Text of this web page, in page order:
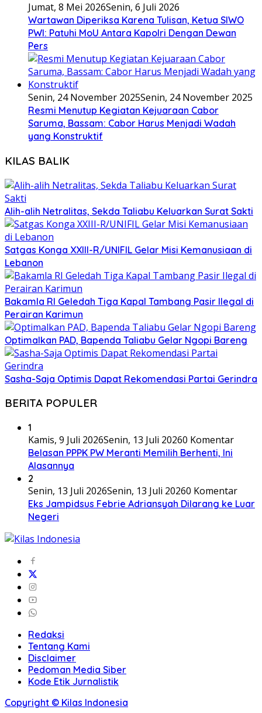
Jumat, 8 Mei 2026Senin, 6 Juli 2026
Wartawan Diperiksa Karena Tulisan, Ketua SIWO
PWI: Patuhi MoU Antara Kapolri Dengan Dewan
Pers
Senin, 24 November 2025Senin, 24 November 2025
Resmi Menutup Kegiatan Kejuaraan Cabor
Saruma, Bassam: Cabor Harus Menjadi Wadah
yang Konstruktif
KILAS BALIK
Alih-alih Netralitas, Sekda Taliabu Keluarkan Surat Sakti
Satgas Konga XXIII-R/UNIFIL Gelar Misi Kemanusiaan di
Lebanon
Bakamla RI Geledah Tiga Kapal Tambang Pasir Ilegal di
Perairan Karimun
Optimalkan PAD, Bapenda Taliabu Gelar Ngopi Bareng
Sasha-Saja Optimis Dapat Rekomendasi Partai Gerindra
BERITA POPULER
1
Kamis, 9 Juli 2026Senin, 13 Juli 20260 Komentar
Belasan PPPK PW Meranti Memilih Berhenti, Ini
Alasannya
2
Senin, 13 Juli 2026Senin, 13 Juli 20260 Komentar
Eks Jampidsus Febrie Adriansyah Dilarang ke Luar
Negeri
Redaksi
Tentang Kami
Disclaimer
Pedoman Media Siber
Kode Etik Jurnalistik
Copyright © Kilas Indonesia